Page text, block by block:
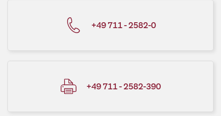
+49 711 - 2582-0
+49 711 - 2582-390